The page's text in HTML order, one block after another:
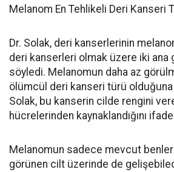
Melanom En Tehlikeli Deri Kanseri
Dr. Solak, deri kanserlerinin
deri kanserleri olmak üzere iki ana
söyledi. Melanomun daha az
ölümcül deri kanseri türü
Solak, bu kanserin cilde rengini
hücrelerinden kaynaklandığını
Melanomun sadece mevcut
görünen cilt üzerinde de